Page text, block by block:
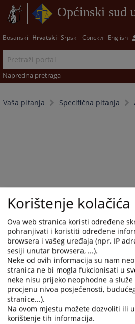
Općinski sud
Bosanski Hrvatski Srpski Српски English
Napredna pretraga
Vaša pitanja Specifična pitanja
Trenutno
Korištenje kolačića
Ova web stranica koristi određene
pohranjivati i koristiti određene
browsera i vašeg uređaja (npr. IP
sesiji unutar browsera, ...).
Neke od ovih informacija su nam
stranica ne bi mogla fukcionisati u
neke nisu prijeko neophodne a
procjenu nivoa posjećenosti,
stranice...).
Na ovom mjestu možete dozvoliti ili
korištenje tih informacija.